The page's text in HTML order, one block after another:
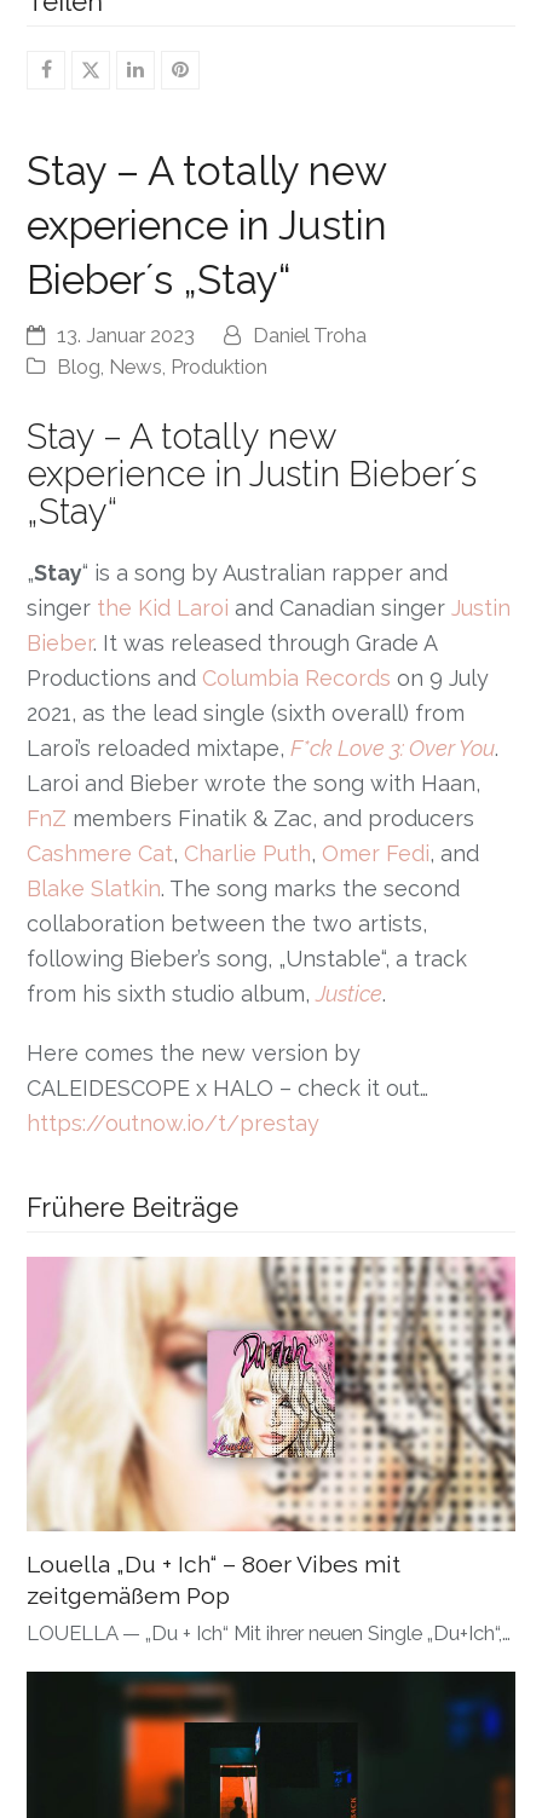
Stay – A totally new
experience in Justin
Bieber´s „Stay“
13. Januar 2023
Daniel Troha
Blog News Produktion
Stay – A totally new
experience in Justin Bieber´s
„Stay“
„Stay“ is a song by Australian rapper and
singer the Kid Laroi and Canadian singerJustin
Bieber. It was released through Grade A
Productions and Columbia Records on 9 July
2021, as the lead single (sixth overall) from
Laroi’s reloaded mixtape,F*ck Love 3: Over You.
Laroi and Bieber wrote the song with Haan,
FnZ members Finatik & Zac, and producers
Cashmere Cat, Charlie Puth, Omer Fedi, and
Blake Slatkin. The song marks the second
collaboration between the two artists,
following Bieber’s song, „Unstable“, a track
from his sixth studio album,Justice.
Here comes the new version by
CALEIDESCOPE x HALO – check it out…
https://outnow.io/t/prestay
Frühere Beiträge
Louella „Du + Ich“ – 80er Vibes mit
zeitgemäßem Pop
LOUELLA — „Du + Ich“ Mit ihrer neuen Single „Du+Ich“,…